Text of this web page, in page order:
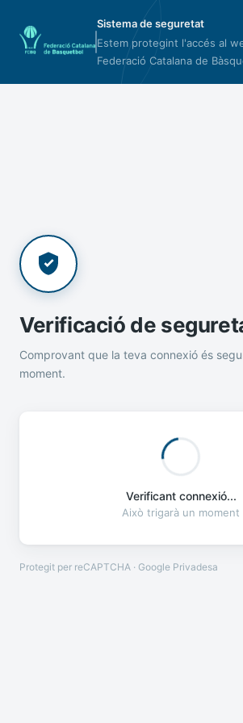
Sistema de seguretat
Estem protegint l'accés al
Federació Catalana de
Verificació de
Comprovant que la teva connexió és
moment.
Verificant connexió...
Això trigarà un moment
Protegit per reCAPTCHA · Google Privadesa